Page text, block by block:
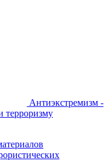
Антиэкстремизм -
терроризму